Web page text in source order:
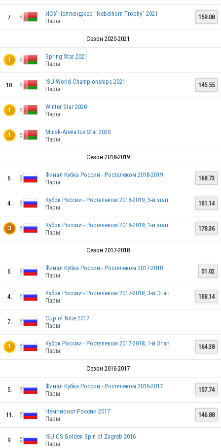
BLR
BLR
BLR
7.
BLR
ИСУ Челленджер "Nebelhorn Trophy" 2021
Пары
159.08
Сезон 2020-2021
1
BLR
Spring Star 2021
Пары
18.
BLR
ISU World Championships 2021
Пары
145.55
1
BLR
Winter Star 2020
Пары
1
Minsk-Arena Ice Star 2020
Пары
Сезон 2018-2019
6.
Финал Кубка России - Ростелеком 2018-2019
Пары
168.73
4.
Кубок России - Ростелеком 2018-2019, 5-й этап
Пары
161.14
3
Кубок России - Ростелеком 2018-2019, 1-й этап
Пары
178.36
Сезон 2017-2018
6.
Финал Кубка России - Ростелеком 2017-2018
Пары
51.02
4.
Кубок России - Ростелеком 2017-2018, 3-й Этап
Пары
168.14
7.
Cup of Nice 2017
Пары
1
Кубок России - Ростелеком 2017-2018, 1-й Этап
Пары
164.38
Сезон 2016-2017
5.
Финал Кубка России - Ростелеком 2016-2017
Пары
157.74
11.
Чемпионат России 2017
Пары
146.88
9.
ISU CS Golden Spin of Zagreb 2016
Пары